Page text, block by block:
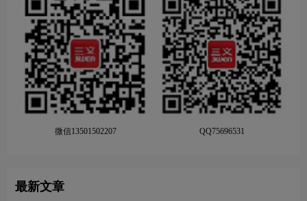
微信13501502207 QQ75696531
最新文章